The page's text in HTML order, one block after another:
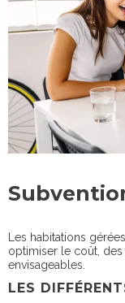
Les habitations
optimiser le coût,
envisageables.
LES